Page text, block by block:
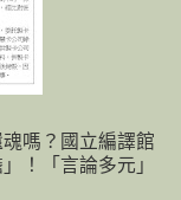
嗎？國立編譯館
！「言論多元」